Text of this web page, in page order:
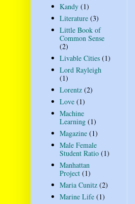
Kandy (1)
Literature (3)
Little Book of
Common Sense
(2)
Livable Cities (1)
Lord Rayleigh
(1)
Lorentz (2)
Love (1)
Machine
Learning (1)
Magazine (1)
Male Female
Student Ratio (1)
Manhattan
Project (1)
Maria Cunitz (2)
Marine Life (1)